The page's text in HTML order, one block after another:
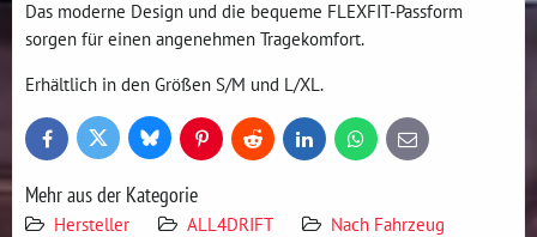
Das moderne Design und die bequeme FLEXFIT-Passform
sorgen für einen angenehmen Tragekomfort.
Erhältlich in den Größen S/M und L/XL.
FacebookTwitter BlueskyPinterestReddit LinkedInWhatsApp
E-
mail
Mehr aus der Kategorie
Hersteller ALL4DRIFT
Nach Fahrzeug